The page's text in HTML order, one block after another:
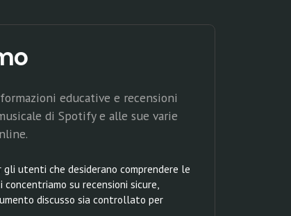
educative e recensioni
di Spotify e alle sue varie
utenti che desiderano comprendere le
su recensioni sicure,
discusso sia controllato per